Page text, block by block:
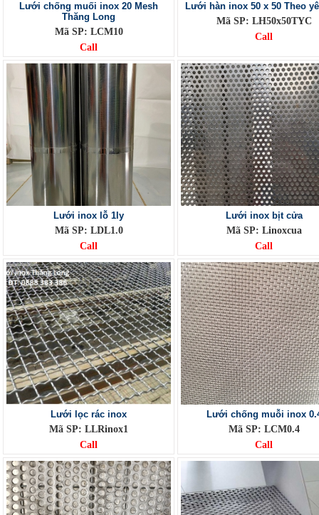
Lưới chống muối inox 20 Mesh
Thăng Long
Mã SP: LCM10
Call
Lưới hàn inox 50 x 50 Theo
Mã SP: LH50x50TYC
Call
Lưới inox lỗ 1ly
Mã SP: LDL1.0
Call
Lưới inox bịt cửa
Mã SP: Linoxcua
Call
Lưới lọc rác inox
Mã SP: LLRinox1
Call
Lưới chống muỗi inox
Mã SP: LCM0.4
Call